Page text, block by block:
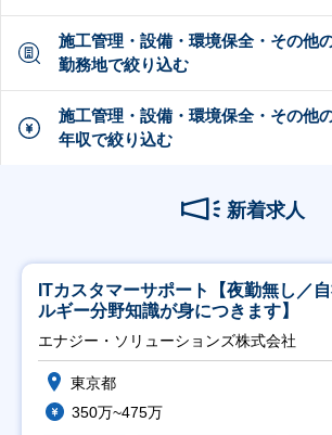
施工管理・設備・環境保全・その他
勤務地で絞り込む
施工管理・設備・環境保全・その他
年収で絞り込む
新着求人
ITカスタマーサポート【夜勤無し／
ルギー分野知識が身につきます】
エナジー・ソリューションズ株式会社
東京都
350万~475万